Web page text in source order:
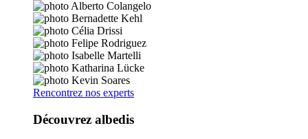
Rencontrez nos experts
Découvrez albedis